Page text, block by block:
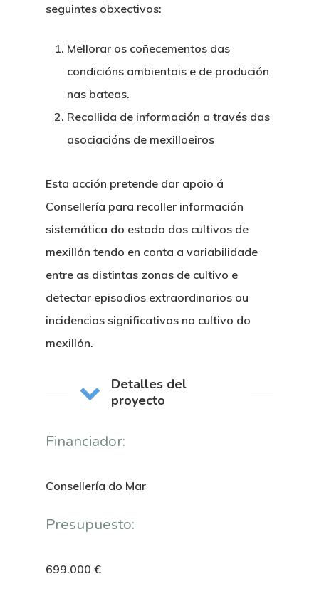
seguintes obxectivos:
Mellorar os coñecementos das
condicións ambientais e de produción
nas bateas.
Recollida de información a través das
asociacións de mexilloeiros
Esta acción pretende dar apoio á
Consellería para recoller información
sistemática do estado dos cultivos de
mexillón tendo en conta a variabilidade
entre as distintas zonas de cultivo e
detectar episodios extraordinarios ou
incidencias significativas no cultivo do
mexillón.
Detalles del
proyecto
Financiador:
Consellería do Mar
Presupuesto:
699.000 €